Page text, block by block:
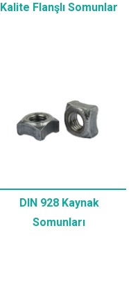
Kalite Flanşlı Somunlar
DIN 928 Kaynak
Somunları